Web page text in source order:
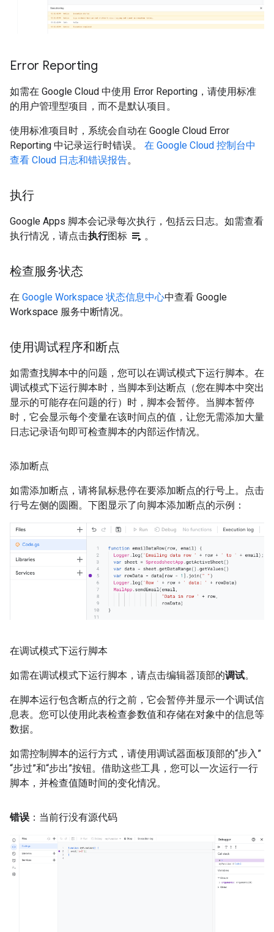
Error Reporting
如需在 Google Cloud 中使用 Error Reporting，请使用标准
的用户管理型项目，而不是默认项目。
使用标准项目时，系统会自动在 Google Cloud Error
Reporting 中记录运行时错误。 在 Google Cloud 控制台中
查看 Cloud 日志和错误报告。
执行
Google Apps 脚本会记录每次执行，包括云日志。如需查看
执行情况，请点击执行图标 playlist_play 。
检查服务状态
在 Google Workspace 状态信息中心中查看 Google
Workspace 服务中断情况。
使用调试程序和断点
如需查找脚本中的问题，您可以在调试模式下运行脚本。在
调试模式下运行脚本时，当脚本到达断点（您在脚本中突出
显示的可能存在问题的行）时，脚本会暂停。当脚本暂停
时，它会显示每个变量在该时间点的值，让您无需添加大量
日志记录语句即可检查脚本的内部运作情况。
添加断点
如需添加断点，请将鼠标悬停在要添加断点的行号上。点击
行号左侧的圆圈。下图显示了向脚本添加断点的示例：
在调试模式下运行脚本
如需在调试模式下运行脚本，请点击编辑器顶部的调试。
在脚本运行包含断点的行之前，它会暂停并显示一个调试信
息表。您可以使用此表检查参数值和存储在对象中的信息等
数据。
如需控制脚本的运行方式，请使用调试器面板顶部的“步入”
“步过”和“步出”按钮。借助这些工具，您可以一次运行一行
脚本，并检查值随时间的变化情况。
错误 ：当前行没有源代码